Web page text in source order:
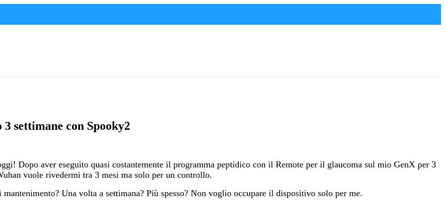
settimane con Spooky2
Dopo aver eseguito quasi costantemente il programma peptidico con il Remote per il glaucoma sul mio GenX per 3
vuole rivedermi tra 3 mesi ma solo per un controllo.
Una volta a settimana? Più spesso? Non voglio occupare il dispositivo solo per me.